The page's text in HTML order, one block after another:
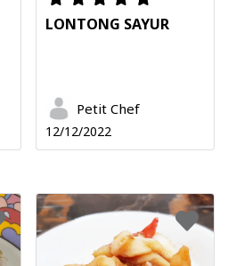
LONTONG SAYUR
Petit Chef
12/12/2022